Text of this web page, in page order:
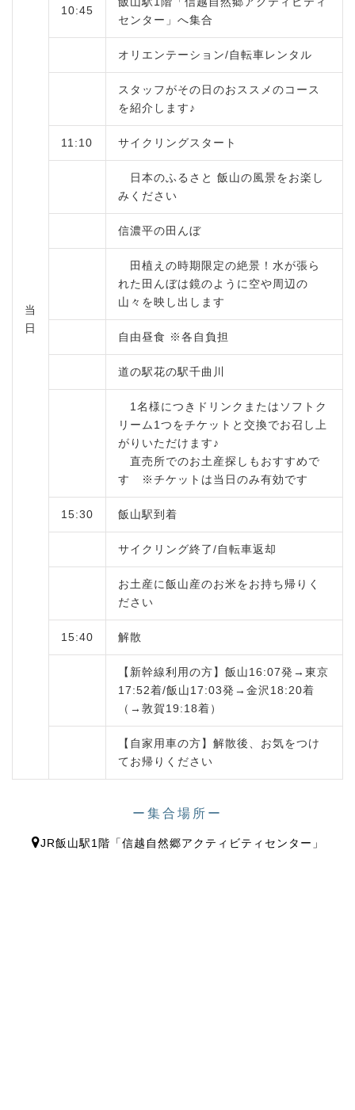
当
日
10:45
センター」へ集合
オリエンテーション/自転車レンタル
スタッフがその日のおススメのコース
を紹介します♪
11:10 サイクリングスタート
日本のふるさと 飯山の風景をお楽し
みください
信濃平の田んぼ
田植えの時期限定の絶景！水が張ら
れた田んぼは鏡のように空や周辺の
山々を映し出します
自由昼食 ※各自負担
道の駅花の駅千曲川
1名様につきドリンクまたはソフトク
リーム1つをチケットと交換でお召し上
がりいただけます♪
直売所でのお土産探しもおすすめで
す ※チケットは当日のみ有効です
15:30 飯山駅到着
サイクリング終了/自転車返却
お土産に飯山産のお米をお持ち帰りく
ださい
15:40 解散
【新幹線利用の方】飯山16:07発→東京
17:52着/飯山17:03発→金沢18:20着
（→敦賀19:18着）
【自家用車の方】解散後、お気をつけ
てお帰りください
ー集合場所ー
JR飯山駅1階「信越自然郷アクティビティセンター」